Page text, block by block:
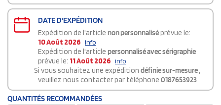
DATE D'EXPÉDITION
Expédition de l'article non personnaliséprévue le:
10 Août 2026 info
Expédition de l'article personnalisé avec sérigraphie
prévue le: 11 Août 2026 info
Si vous souhaitez une expédition définie sur-mesure,
veuillez nous contacter par téléphone 0187653923
QUANTITÉS RECOMMANDÉES